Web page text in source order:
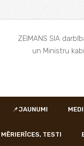
ZEIMANS SIA
un Ministru
📌JAUNUMI
TESTI